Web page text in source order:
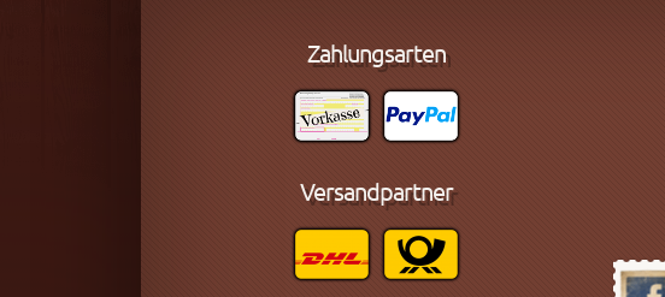
Zahlungsarten
Versandpartner